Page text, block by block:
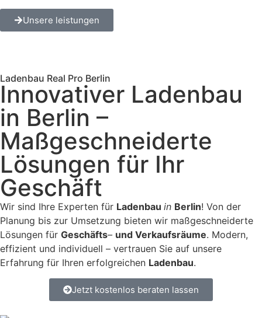
Unsere leistungen
Ladenbau Real Pro Berlin
Innovativer Ladenbau
in Berlin –
Maßgeschneiderte
Lösungen für Ihr
Geschäft
Wir sind Ihre Experten für Ladenbau in Berlin! Von der
Planung bis zur Umsetzung bieten wir maßgeschneiderte
Lösungen für Geschäfts– und Verkaufsräume. Modern,
effizient und individuell – vertrauen Sie auf unsere
Erfahrung für Ihren erfolgreichen Ladenbau.
Jetzt kostenlos beraten lassen